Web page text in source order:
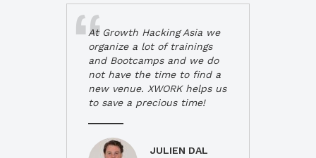
At Growth Hacking Asia we
organize a lot of trainings
and Bootcamps and we do
not have the time to find a
new venue. XWORK helps us
to save a precious time!
JULIEN DAL